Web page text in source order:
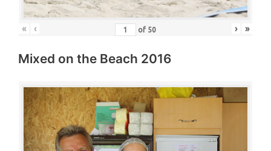
« ‹ of 50 › »
Mixed on the Beach 2016